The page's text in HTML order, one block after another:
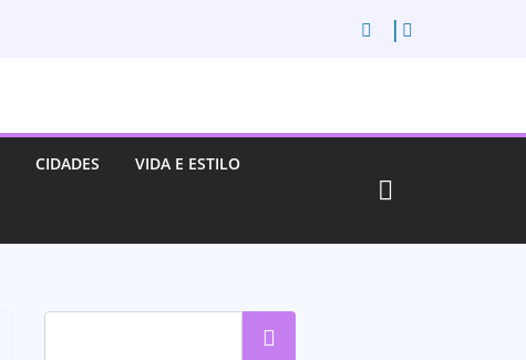
CIDADES VIDA E ESTILO
Pesquisar